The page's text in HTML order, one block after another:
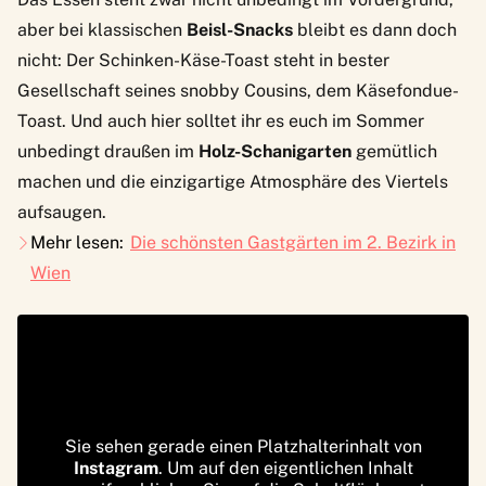
aber bei klassischen Beisl-Snacks bleibt es dann doch
nicht: Der Schinken-Käse-Toast steht in bester
Gesellschaft seines snobby Cousins, dem Käsefondue-
Toast. Und auch hier solltet ihr es euch im Sommer
unbedingt draußen im Holz-Schanigarten gemütlich
machen und die einzigartige Atmosphäre des Viertels
aufsaugen.
Mehr lesen: Die schönsten Gastgärten im 2. Bezirk in
Wien
Sie sehen gerade einen Platzhalterinhalt von
Instagram. Um auf den eigentlichen Inhalt